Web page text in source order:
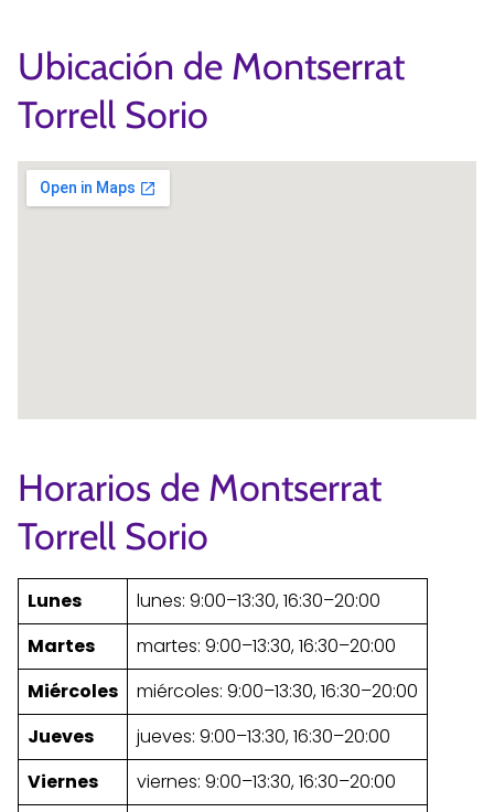
Ubicación de Montserrat
Torrell Sorio
Horarios de Montserrat
Torrell Sorio
Lunes
lunes: 9:00–13:30, 16:30–20:00
Martes
martes: 9:00–13:30, 16:30–20:00
Miércoles
miércoles: 9:00–13:30, 16:30–20:00
Jueves
jueves: 9:00–13:30, 16:30–20:00
Viernes
viernes: 9:00–13:30, 16:30–20:00